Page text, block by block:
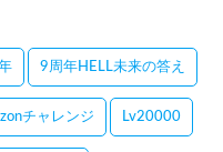
9周年HELL未来の答え
チャレンジ Lv20000